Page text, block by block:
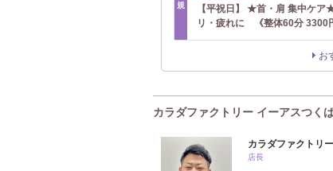
規
【平祝日】 ★首・肩 集中ケア
リ・疲れに 《整体60分 3300
お
カラダファクトリー イーアスつく
カラダファクトリ
店長